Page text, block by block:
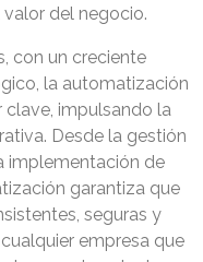
del negocio.
con un creciente
la automatización
clave, impulsando la
Desde la gestión
implementación de
garantiza que
seguras y
empresa que